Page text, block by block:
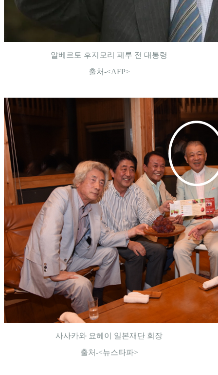
알베르토 후지모리 페루 전 대통령
출처-<AFP>
사사카와 요헤이 일본재단 회장
출처-<뉴스타파>